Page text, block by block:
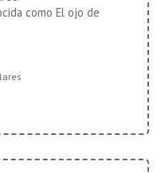
como El ojo de